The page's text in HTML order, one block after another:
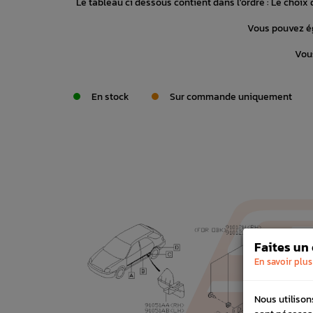
Vous pouvez
En stock Sur commande uniquement
Faites
En savoir plus
Nous